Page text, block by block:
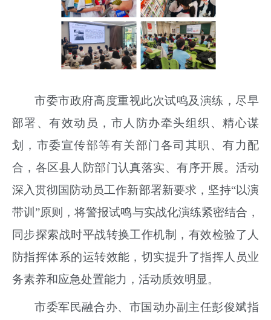
市委市政府高度重视此次试鸣及演练，尽早
部署、有效动员，市人防办牵头组织、精心谋
划，市委宣传部等有关部门各司其职、有力配
合，各区县人防部门认真落实、有序开展。活动
深入贯彻国防动员工作新部署新要求，坚持“以演
带训”原则，将警报试鸣与实战化演练紧密结合，
同步探索战时平战转换工作机制，有效检验了人
防指挥体系的运转效能，切实提升了指挥人员业
务素养和应急处置能力 ，活动质效明显。
市委军民融合办、市国动办副主任彭俊斌指